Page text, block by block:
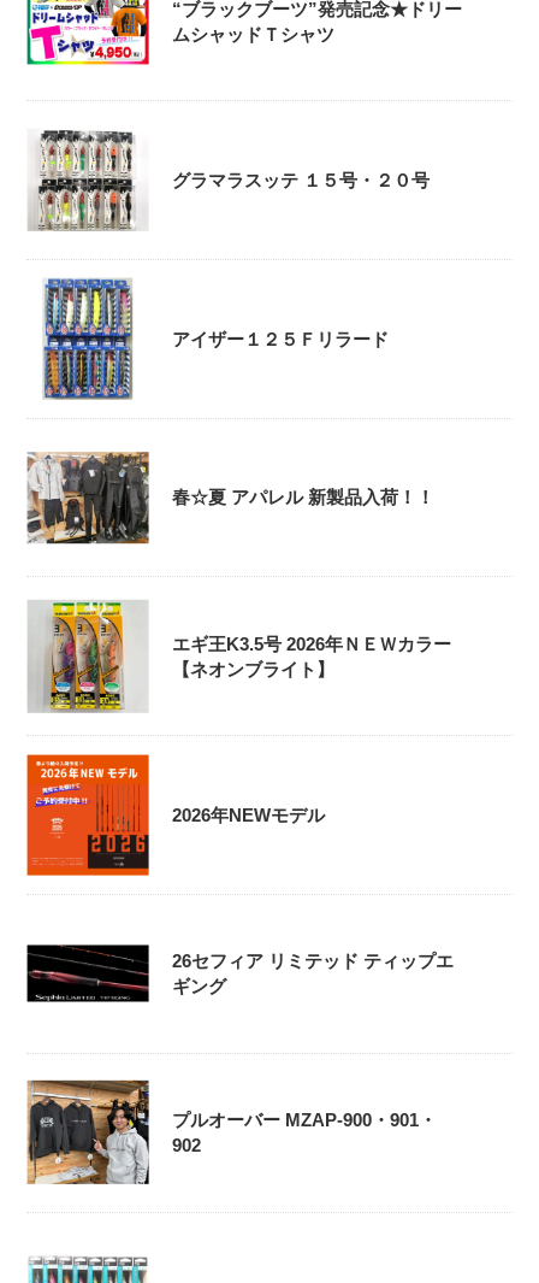
“ブラックブーツ”発売記念★ドリー
ムシャッドＴシャツ
グラマラスッテ １５号・２０号
アイザー１２５Ｆリラード
春☆夏 アパレル 新製品入荷！！
エギ王K3.5号 2026年ＮＥＷカラー
【ネオンブライト】
2026年NEWモデル
26セフィア リミテッド ティップエ
ギング
プルオーバー MZAP-900・901・
902